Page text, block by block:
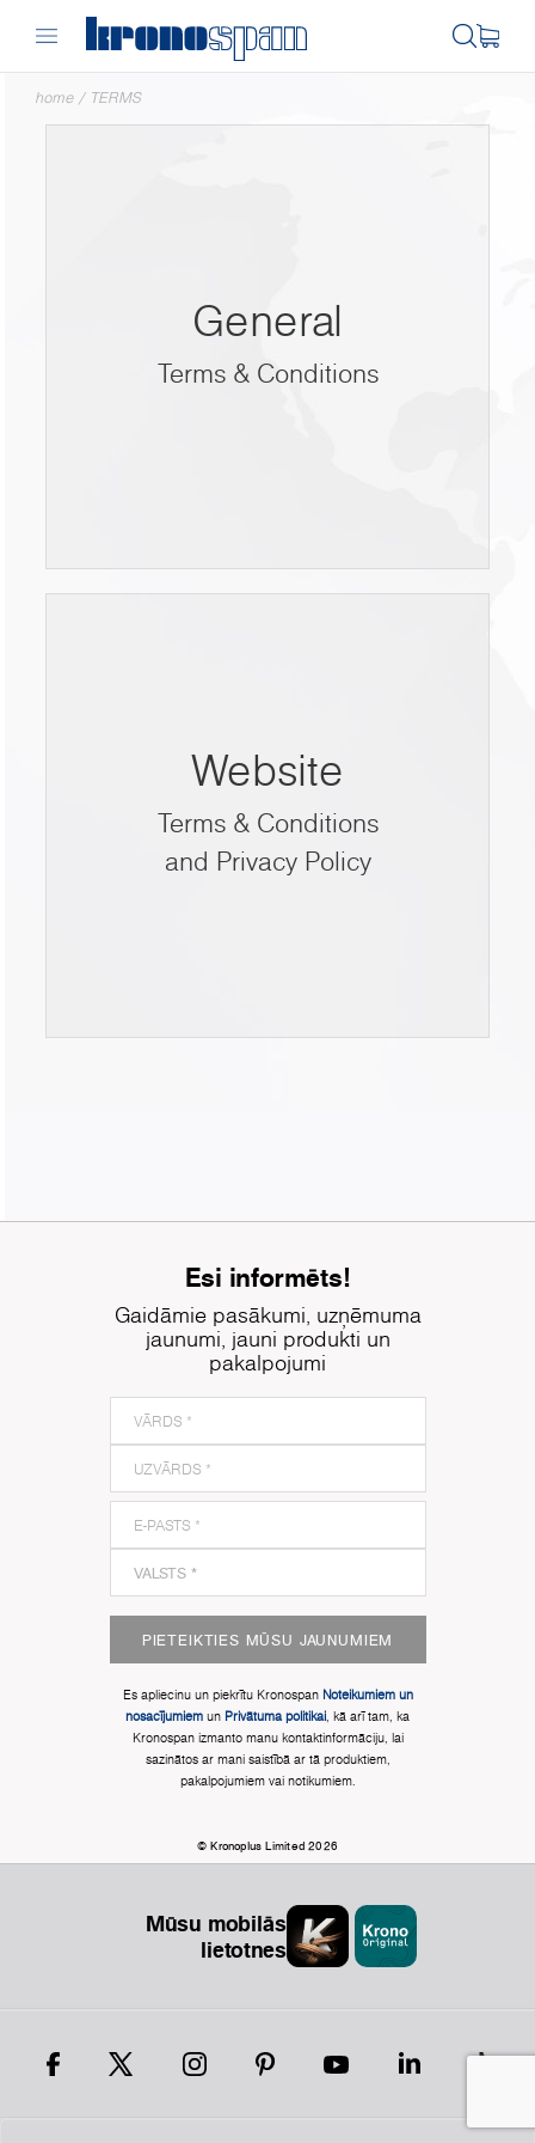
home / TERMS
General
Terms & Conditions
Website
Terms & Conditions
and Privacy Policy
Esi informēts!
Gaidāmie pasākumi, uzņēmuma
jaunumi, jauni produkti un
pakalpojumi
PIETEIKTIES MŪSU JAUNUMIEM
Es apliecinu un piekrītu Kronospan Noteikumiem un
nosacījumiem un Privātuma politikai, kā arī tam, ka
Kronospan izmanto manu kontaktinformāciju, lai
sazinātos ar mani saistībā ar tā produktiem,
pakalpojumiem vai notikumiem.
© Kronoplus Limited 2026
Mūsu mobilās
lietotnes